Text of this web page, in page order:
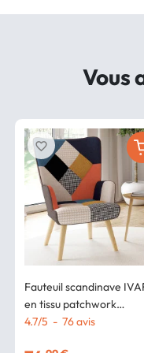
Vous
Fauteuil scandinave
en tissu patchwork
multicouleurs et imprimé
4.7/5 - 76avis
favorite_border